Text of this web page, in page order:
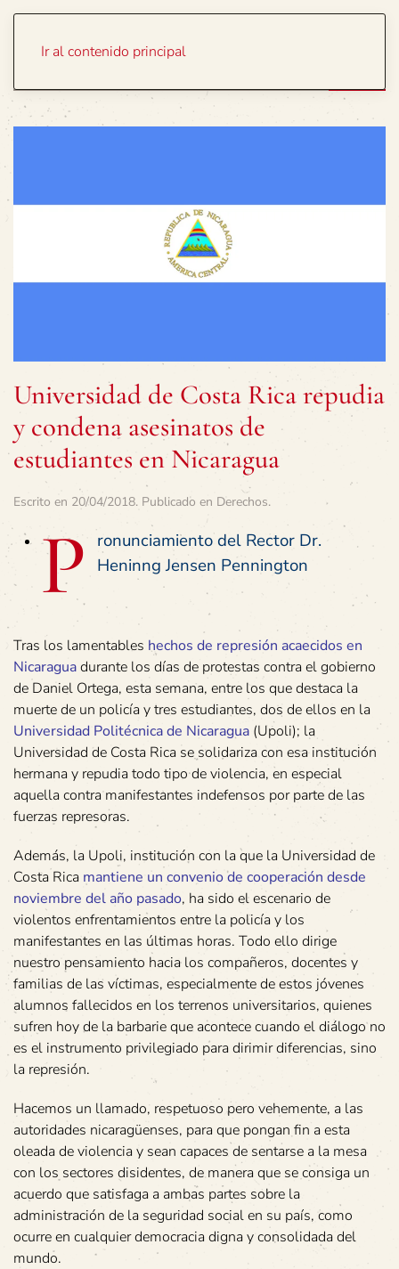
Ir al contenido principal
Universidad de Costa Rica repudia
y condena asesinatos de
estudiantes en Nicaragua
Escrito en 20/04/2018. Publicado en Derechos.
P
ronunciamiento del Rector Dr.
Heninng Jensen Pennington
Tras los lamentables hechos de represión acaecidos en
Nicaraguadurante los días de protestas contra el gobierno
de Daniel Ortega, esta semana, entre los que destaca la
muerte de un policía y tres estudiantes, dos de ellos en la
Universidad Politécnica de Nicaragua (Upoli); la
Universidad de Costa Rica se solidariza con esa institución
hermana y repudia todo tipo de violencia, en especial
aquella contra manifestantes indefensos por parte de las
fuerzas represoras.
Además, la Upoli, institución con la que la Universidad de
Costa Rica mantiene un convenio de cooperación desde
noviembre del año pasado, ha sido el escenario de
violentos enfrentamientos entre la policía y los
manifestantes en las últimas horas. Todo ello dirige
nuestro pensamiento hacia los compañeros, docentes y
familias de las víctimas, especialmente de estos jóvenes
alumnos fallecidos en los terrenos universitarios, quienes
sufren hoy de la barbarie que acontece cuando el diálogo no
es el instrumento privilegiado para dirimir diferencias, sino
la represión.
Hacemos un llamado, respetuoso pero vehemente, a las
autoridades nicaragüenses, para que pongan fin a esta
oleada de violencia y sean capaces de sentarse a la mesa
con los sectores disidentes, de manera que se consiga un
acuerdo que satisfaga a ambas partes sobre la
administración de la seguridad social en su país, como
ocurre en cualquier democracia digna y consolidada del
mundo.